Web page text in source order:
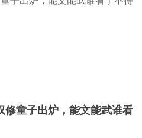
修童子出炉，能文能武谁看